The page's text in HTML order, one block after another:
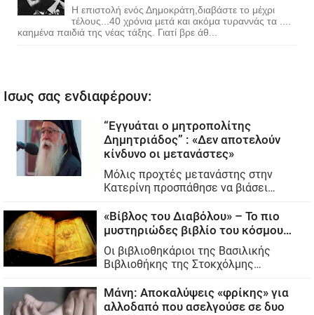
Η επιστολή ενός Δημοκράτη,διαβάστε το μέχρι
τέλους...40 χρόνια μετά και ακόμα τυραννάς τα ....
καημένα παιδιά της νέας τάξης. Γιατί βρε άθ...